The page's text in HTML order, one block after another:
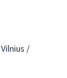
/